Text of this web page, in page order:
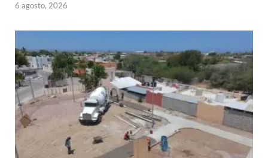
6 agosto, 2026